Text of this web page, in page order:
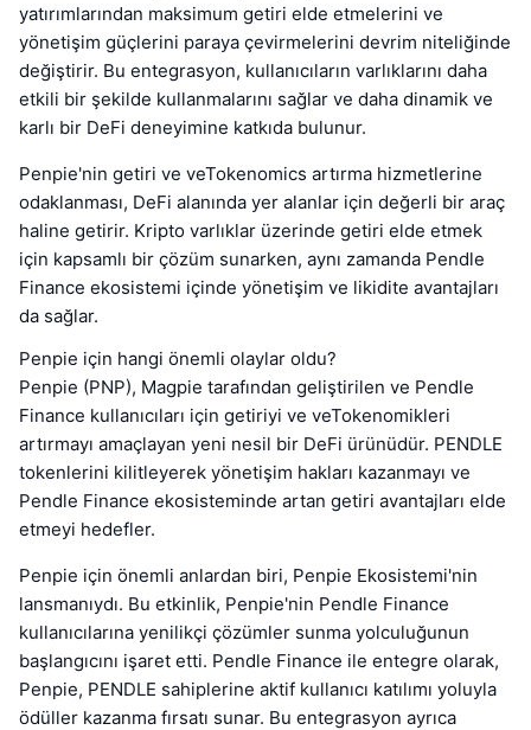
yatırımlarından maksimum getiri elde etmelerini ve
yönetişim güçlerini paraya çevirmelerini devrim niteliğinde
değiştirir. Bu entegrasyon, kullanıcıların varlıklarını daha
etkili bir şekilde kullanmalarını sağlar ve daha dinamik ve
karlı bir DeFi deneyimine katkıda bulunur.
Penpie'nin getiri ve veTokenomics artırma hizmetlerine
odaklanması, DeFi alanında yer alanlar için değerli bir araç
haline getirir. Kripto varlıklar üzerinde getiri elde etmek
için kapsamlı bir çözüm sunarken, aynı zamanda Pendle
Finance ekosistemi içinde yönetişim ve likidite avantajları
da sağlar.
Penpie için hangi önemli olaylar oldu?
Penpie (PNP), Magpie tarafından geliştirilen ve Pendle
Finance kullanıcıları için getiriyi ve veTokenomikleri
artırmayı amaçlayan yeni nesil bir DeFi ürünüdür. PENDLE
tokenlerini kilitleyerek yönetişim hakları kazanmayı ve
Pendle Finance ekosisteminde artan getiri avantajları elde
etmeyi hedefler.
Penpie için önemli anlardan biri, Penpie Ekosistemi'nin
lansmanıydı. Bu etkinlik, Penpie'nin Pendle Finance
kullanıcılarına yenilikçi çözümler sunma yolculuğunun
başlangıcını işaret etti. Pendle Finance ile entegre olarak,
Penpie, PENDLE sahiplerine aktif kullanıcı katılımı yoluyla
ödüller kazanma fırsatı sunar. Bu entegrasyon ayrıca